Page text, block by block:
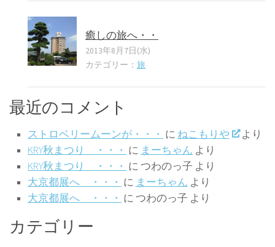
癒しの旅へ・・
2013年8月7日(水)
カテゴリー： 旅
最近のコメント
ストロベリームーンが・・・ に ねこもりや
より
KRY秋まつり ・・・ に まーちゃん より
KRY秋まつり ・・・ に つわのっ子 より
大京都展へ ・・・ に まーちゃん より
大京都展へ ・・・ に つわのっ子 より
カテゴリー